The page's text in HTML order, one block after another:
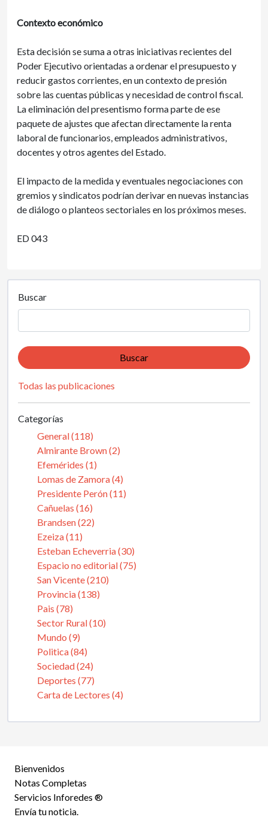
Contexto económico
Esta decisión se suma a otras iniciativas recientes del
Poder Ejecutivo orientadas a ordenar el presupuesto y
reducir gastos corrientes, en un contexto de presión
sobre las cuentas públicas y necesidad de control fiscal.
La eliminación del presentismo forma parte de ese
paquete de ajustes que afectan directamente la renta
laboral de funcionarios, empleados administrativos,
docentes y otros agentes del Estado.
El impacto de la medida y eventuales negociaciones con
gremios y sindicatos podrían derivar en nuevas instancias
de diálogo o planteos sectoriales en los próximos meses.
ED 043
Buscar
Buscar
Todas las publicaciones
Categorías
General (118)
Almirante Brown (2)
Efemérides (1)
Lomas de Zamora (4)
Presidente Perón (11)
Cañuelas (16)
Brandsen (22)
Ezeiza (11)
Esteban Echeverria (30)
Espacio no editorial (75)
San Vicente (210)
Provincia (138)
Pais (78)
Sector Rural (10)
Mundo (9)
Politica (84)
Sociedad (24)
Deportes (77)
Carta de Lectores (4)
Bienvenidos
Notas Completas
Servicios Inforedes ®
Envía tu noticia.